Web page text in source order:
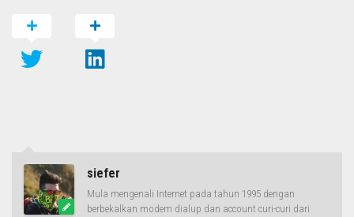
siefer
Mula mengenali Internet pada tahun 1995 dengan
berbekalkan modem dialup dan account curi-curi dari